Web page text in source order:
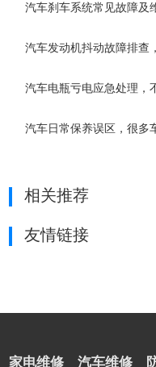
汽车刹车系统常见故障及
汽车发动机抖动故障排查
汽车电瓶亏电应急处理，
汽车日常保养误区，很多
相关推荐
友情链接
家电维修 汽车维修